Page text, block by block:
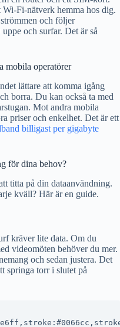
Fi-nätverk hemma hos dig.
och följer
och surfar. Det är så
mobila operatörer
lättare att komma igång
borra. Du kan också ta med
Mot andra mobila
priser och enkelhet. Det är ett
billigast per gigabyte
för dina behov?
titta på din dataanvändning.
kväll? Här är en guide.
kräver lite data. Om du
videomöten behöver du mer.
och sedan justera. Det
springa torr i slutet på